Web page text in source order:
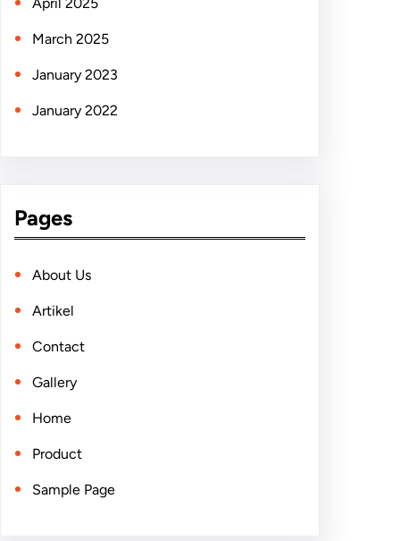
March 2025
January 2023
January 2022
Pages
About Us
Artikel
Contact
Gallery
Home
Product
Sample Page